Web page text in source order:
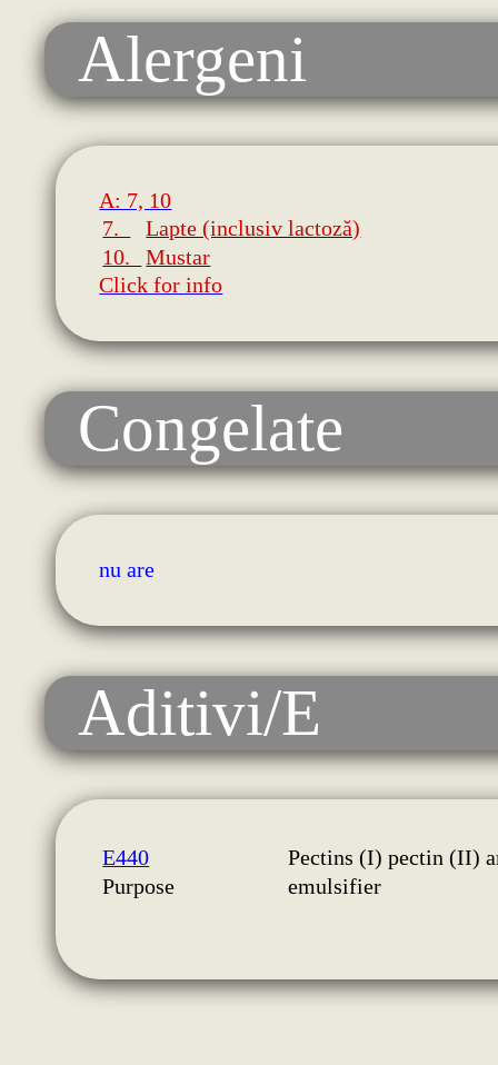
Alergeni
A: 7, 10
7.
Lapte (inclusiv lactoză)
10.
Mustar
Click for info
Congelate
nu are
Aditivi/E
E440
Pectins (I) pectin (II)
Purpose
emulsifier